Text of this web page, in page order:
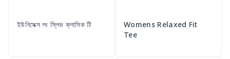
ইউনিসেক্স লং স্লিভ ক্লাসিক টি
Womens Relaxed Fit
Tee